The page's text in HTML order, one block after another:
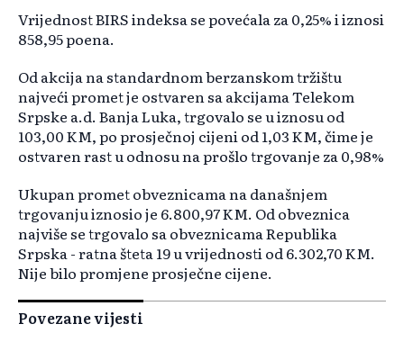
Vrijednost BIRS indeksa se povećala za 0,25% i iznosi
858,95 poena.
Od akcija na standardnom berzanskom tržištu
najveći promet je ostvaren sa akcijama Telekom
Srpske a.d. Banja Luka, trgovalo se u iznosu od
103,00 KM, po prosječnoj cijeni od 1,03 KM, čime je
ostvaren rast u odnosu na prošlo trgovanje za 0,98%
Ukupan promet obveznicama na današnjem
trgovanju iznosio je 6.800,97 KM. Od obveznica
najviše se trgovalo sa obveznicama Republika
Srpska - ratna šteta 19 u vrijednosti od 6.302,70 KM.
Nije bilo promjene prosječne cijene.
Povezane vijesti